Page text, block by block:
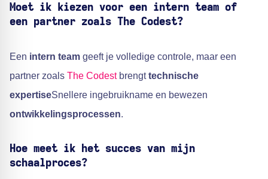
Moet ik kiezen voor een intern team of
een partner zoals The Codest?
Een intern team geeft je volledige controle, maar een
partner zoals The Codestbrengttechnische
expertiseSnellere ingebruikname en bewezen
ontwikkelingsprocessen.
Hoe meet ik het succes van mijn
schaalproces?